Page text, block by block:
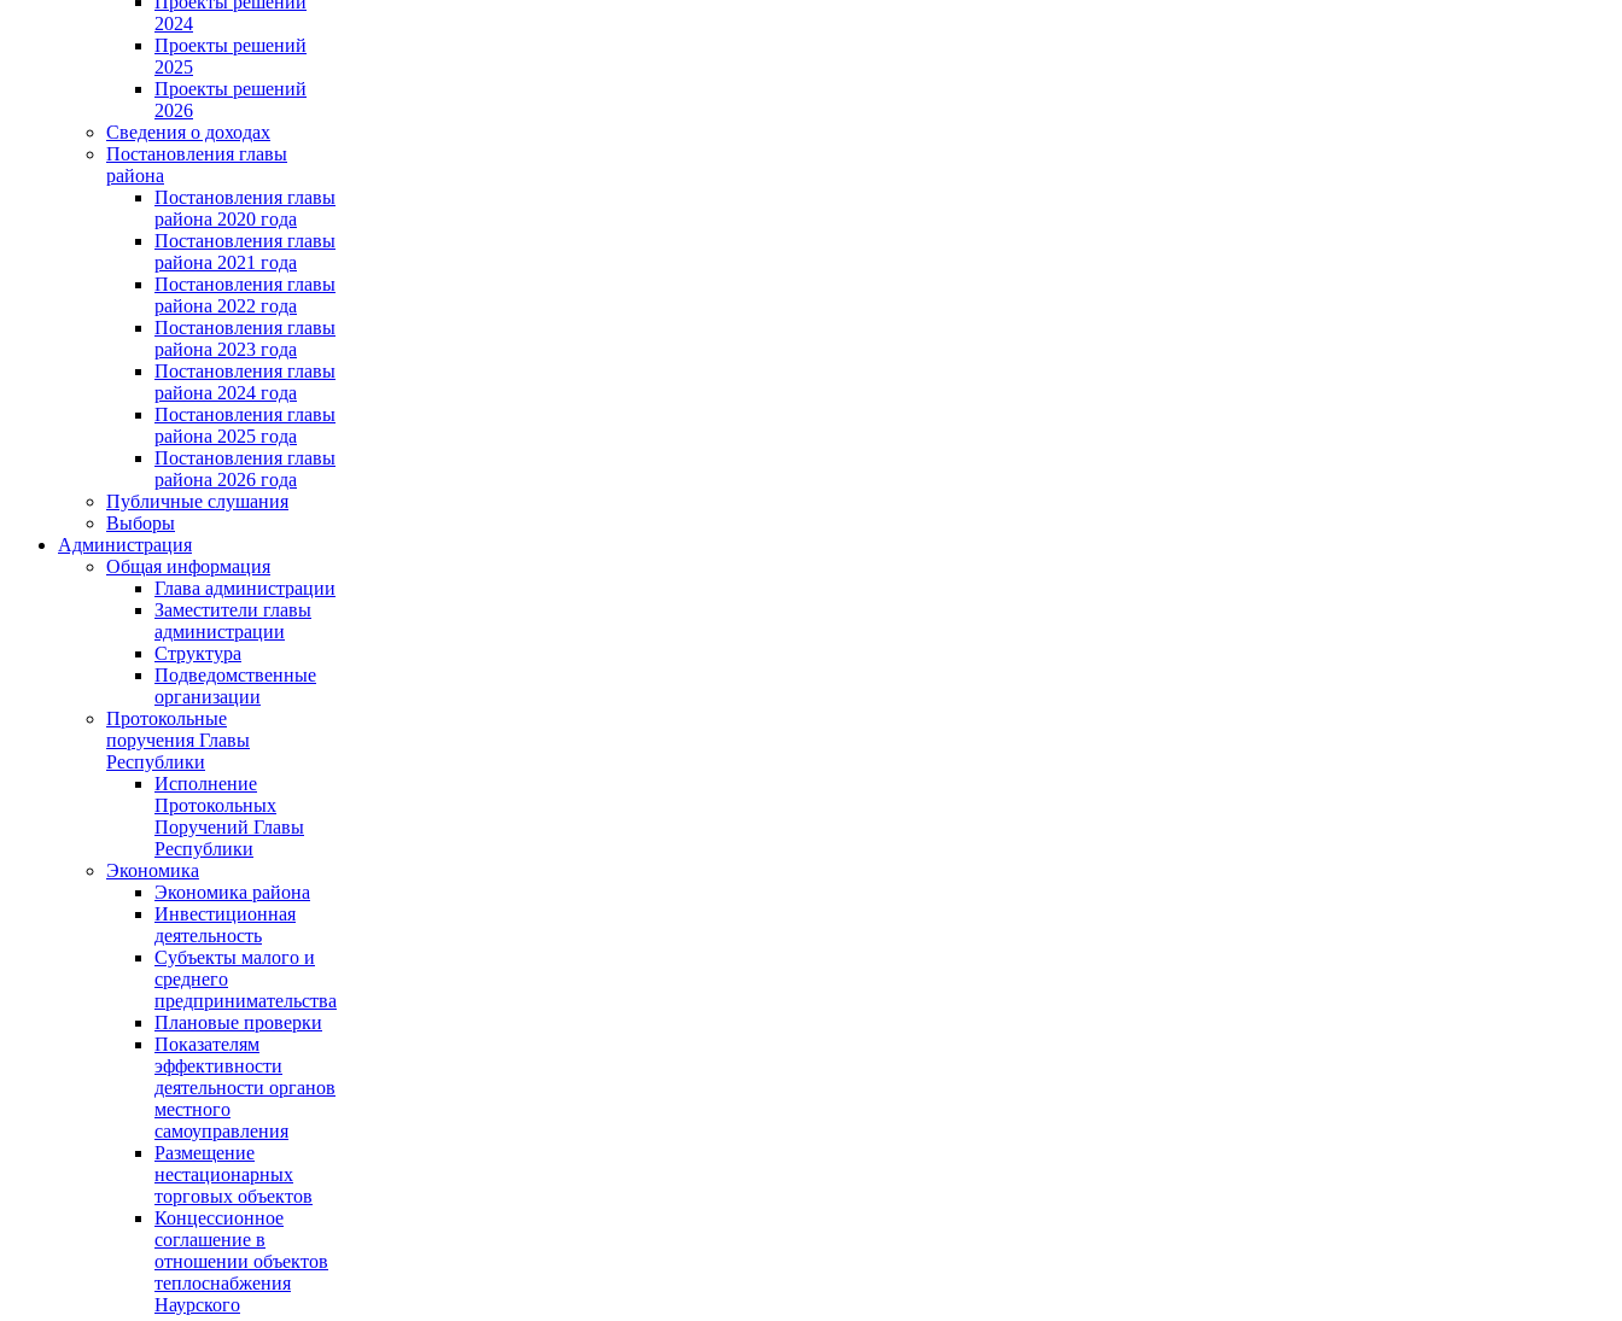
2024
Проекты решений
2025
Проекты решений
2026
Сведения о доходах
Постановления главы
района
Постановления главы
района 2020 года
Постановления главы
района 2021 года
Постановления главы
района 2022 года
Постановления главы
района 2023 года
Постановления главы
района 2024 года
Постановления главы
района 2025 года
Постановления главы
района 2026 года
Публичные слушания
Выборы
Администрация
Общая информация
Глава администрации
Заместители главы
администрации
Структура
Подведомственные
организации
Протокольные
поручения Главы
Республики
Исполнение
Протокольных
Поручений Главы
Республики
Экономика
Экономика района
Инвестиционная
деятельность
Субъекты малого и
среднего
предпринимательства
Плановые проверки
Показателям
эффективности
деятельности органов
местного
самоуправления
Размещение
нестационарных
торговых объектов
Концессионное
соглашение в
отношении объектов
теплоснабжения
Наурского